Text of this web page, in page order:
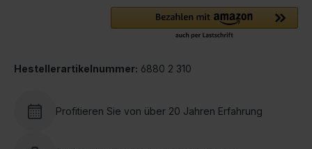
Hestellerartikelnummer: 6880 2 310
Profitieren Sie von über 20 Jahren Erfahrung